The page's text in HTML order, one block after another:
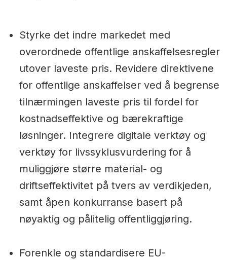
Styrke det indre markedet med
overordnede offentlige anskaffelsesregler
utover laveste pris. Revidere direktivene
for offentlige anskaffelser ved å begrense
tilnærmingen laveste pris til fordel for
kostnadseffektive og bærekraftige
løsninger. Integrere digitale verktøy og
verktøy for livssyklusvurdering for å
muliggjøre større material- og
driftseffektivitet på tvers av verdikjeden,
samt åpen konkurranse basert på
nøyaktig og pålitelig offentliggjøring.
Forenkle og standardisere EU-